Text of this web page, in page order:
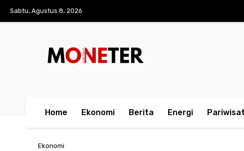
Sabtu, Agustus 8, 2026
Home Ekonomi Berita Energi
Ekonomi